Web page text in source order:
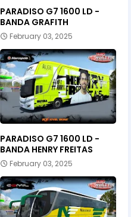
PARADISO G7 1600 LD -
BANDA GRAFITH
February 03, 2025
PARADISO G7 1600 LD -
BANDA HENRY FREITAS
February 03, 2025